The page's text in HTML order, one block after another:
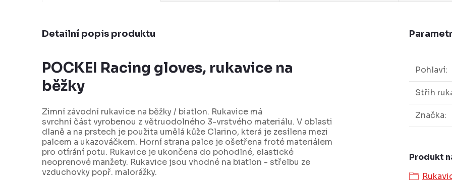
Detailní popis produktu
POCKEI Racing gloves, rukavice na
běžky
Zimní závodní rukavice na běžky / biatlon. Rukavice má
svrchní část vyrobenou z větruodolného 3-vrstvého materiálu. V oblasti
dlaně a na prstech je použita umělá kůže Clarino, která je zesílena mezi
palcem a ukazováčkem. Horní strana palce je ošetřena froté materiálem
pro otírání potu. Rukavice je ukončena do pohodlné, elastické
neoprenové manžety. Rukavice jsou vhodné na biatlon - střelbu ze
vzduchovky popř. malorážky.
Pohlaví:
Střih
Značka:
Produkt